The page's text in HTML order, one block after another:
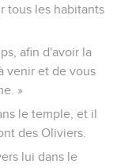
tous les habitants
afin d'avoir la
venir et de vous
»
le temple, et il
des Oliviers.
lui dans le